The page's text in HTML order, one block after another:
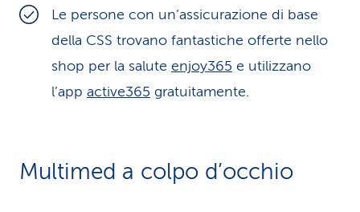
Le persone con un’assicurazione di base
della CSS trovano fantastiche offerte nello
shop per la salute enjoy365 e utilizzano
l’app active365 gratuitamente.
Multimed a colpo d’occhio